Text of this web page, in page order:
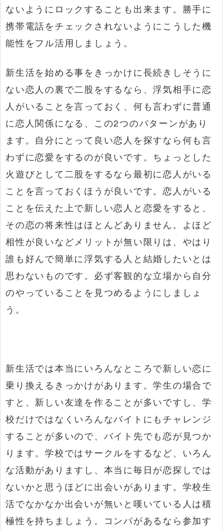
ないようにロックすることも出来ます。勝手に
携帯電話をチェックされないようにこうした機
能性をフル活用しましょう。
新生活を始める事をきっかけに長続きしそうに
ない恋人の裏で二股をするなら、浮気相手に恋
人がいることを言っておく、何も言わずに普通
に恋人関係になる、この2つのパターンがあり
ます。自分にとって良い恋人を探すなら何も言
わずに恋愛をするのが良いです。ちょっとした
火遊びとして二股をするなら最初に恋人がいる
ことを言っておくほうが良いです。恋人がいる
ことを伝えた上で新しい恋人と恋愛をすると、
その恋の将来性はほとんどありません。よほど
相性が良いなどメリットが無い限りは、やはり
誰も好んで簡単に浮気する人と結婚したいとは
思わないものです。必ず客観的な立場から自分
のやっていることを見つめるようにしましょ
う。
新生活では本当にいろんなところで新しい恋に
乗り換えるきっかけがあります。学生の場合で
すと、新しい友達を作ることが多いですし、学
校だけではなくいろんなバイトにもチャレンジ
することが多いので、バイト先でも恋が見つか
ります。学校ではサークルをするなど、いろん
な活動がありますし、本当に毎日が恋探しでは
ないかと思うほどに出会いがあります。学校生
活でなかなか出会いが無いと嘆いている人は積
極性を持ちましょう。コンパがあるなら参加す